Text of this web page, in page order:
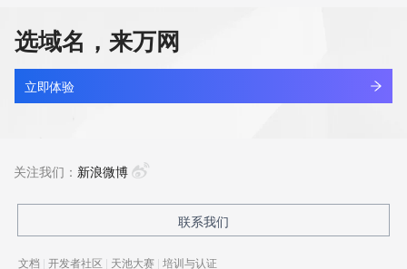
mapan777d.com
新注册
查看详情
新注册
选域名，来万网
立即体验
关注我们： 新浪微博
联系我们
文档 | 开发者社区 | 天池大赛 | 培训与认证